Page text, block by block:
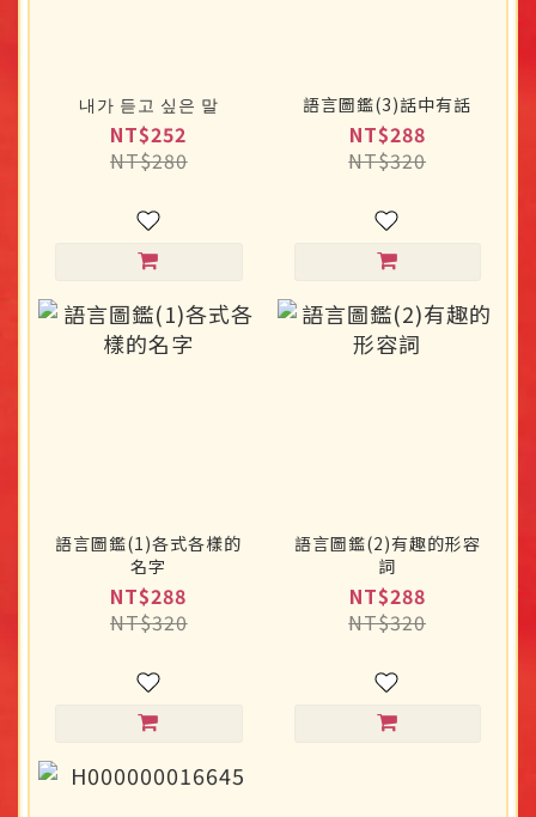
내가 듣고 싶은 말
NT$252
NT$280
語言圖鑑(3)話中有話
NT$288
NT$320
語言圖鑑(1)各式各樣的
名字
NT$288
NT$320
語言圖鑑(2)有趣的形容
詞
NT$288
NT$320